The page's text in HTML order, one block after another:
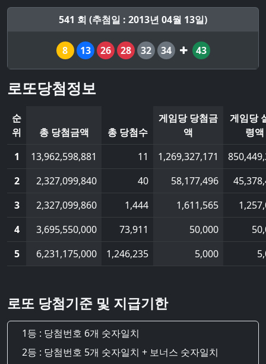
541 회 (추첨일 : 2013년 04월 13일)
8 13 26 28 32 34 43
로또당첨정보
순
위
총 당첨금액 총 당첨수
게임당 당첨금
액
게임당
령액
1
13,962,598,881 11 1,269,327,171
2
2,327,099,840 40 58,177,496
3
2,327,099,860 1,444 1,611,565
4
3,695,550,000 73,911 50,000
5
6,231,175,000 1,246,235 5,000
로또 당첨기준 및 지급기한
1등 : 당첨번호 6개 숫자일치
2등 : 당첨번호 5개 숫자일치 + 보너스 숫자일치